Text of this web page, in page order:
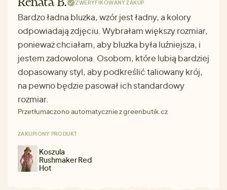
Renata B. ZWERYFIKOWANY ZAKUP
Bardzo ładna bluzka, wzór jest ładny, a kolory
odpowiadają zdjęciu. Wybrałam większy rozmiar,
ponieważ chciałam, aby bluzka była luźniejsza, i
jestem zadowolona. Osobom, które lubią bardziej
dopasowany styl, aby podkreślić taliowany krój,
na pewno będzie pasował ich standardowy
rozmiar.
Przetłumaczono automatycznie z greenbutik.cz
ZAKUPIONY PRODUKT
Koszula
Rushmaker Red
Hot